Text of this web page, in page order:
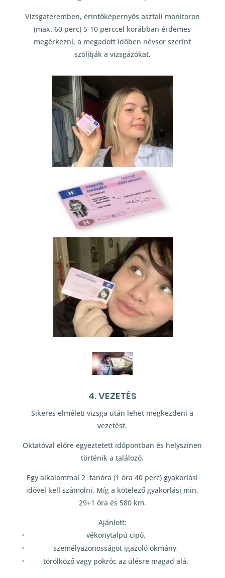
Vizsgateremben, érintőképernyős asztali monitoron
(max. 60 perc) 5-10 perccel korábban érdemes
megérkezni, a megadott időben névsor szerint
szólítják a vizsgázókat.
4. VEZETÉS
Sikeres elméleti vizsga után lehet megkezdeni a
vezetést.
Oktatóval előre egyeztetett időpontban és helyszínen
történik a találozó.
Egy alkalommal 2 tanóra (1 óra 40 perc) gyakorlási
idővel kell számolni. Míg a kötelező gyakorlási min.
29+1 óra és 580 km.
Ajánlott:
vékonytalpú cipő,
személyazonosságot igazoló okmány,
törölköző vagy pokróc az ülésre magad alá.